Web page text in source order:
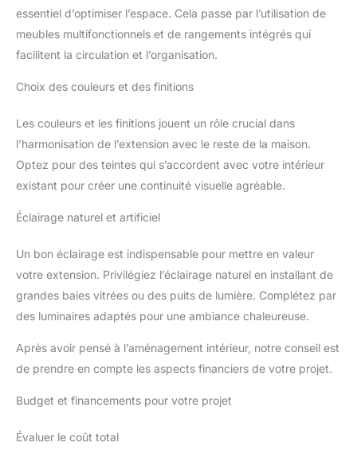
essentiel d’optimiser l’espace. Cela passe par l’utilisation de
meubles multifonctionnels et de rangements intégrés qui
facilitent la circulation et l’organisation.
Choix des couleurs et des finitions
Les couleurs et les finitions jouent un rôle crucial dans
l’harmonisation de l’extension avec le reste de la maison.
Optez pour des teintes qui s’accordent avec votre intérieur
existant pour créer une continuité visuelle agréable.
Éclairage naturel et artificiel
Un bon éclairage est indispensable pour mettre en valeur
votre extension. Privilégiez l’éclairage naturel en installant de
grandes baies vitrées ou des puits de lumière. Complétez par
des luminaires adaptés pour une ambiance chaleureuse.
Après avoir pensé à l’aménagement intérieur, notre conseil est
de prendre en compte les aspects financiers de votre projet.
Budget et financements pour votre projet
Évaluer le coût total